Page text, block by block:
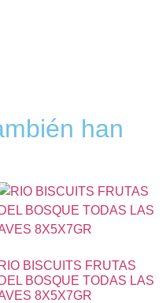
han
RIO BISCUITS FRUTAS
DEL BOSQUE TODAS LAS
8X5X7GR